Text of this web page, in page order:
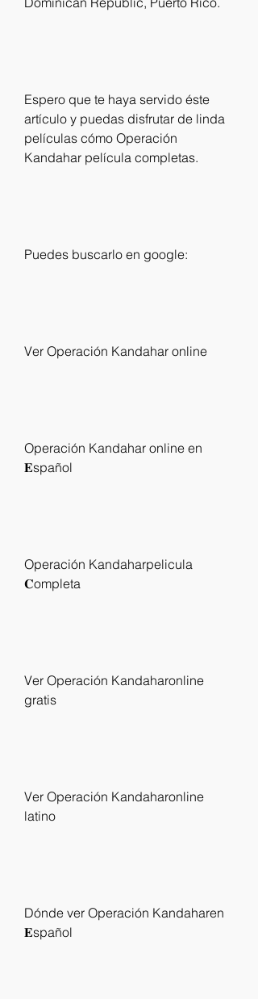
Espero que te haya servido éste
artículo y puedas disfrutar de linda
películas cómo Operación
Kandahar película completas.
Puedes buscarlo en google:
Ver Operación Kandahar online
Operación Kandahar online en
𝐄spañol
Operación Kandaharpelicula
𝐂ompleta
Ver Operación Kandaharonline
gratis
Ver Operación Kandaharonline
latino
Dónde ver Operación Kandaharen
𝐄spañol